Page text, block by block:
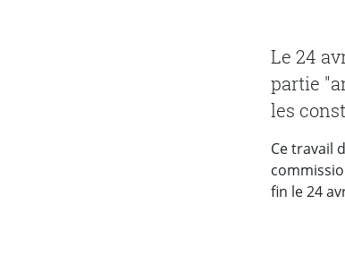
Le 24
partie
les
Ce travail
fin le 24